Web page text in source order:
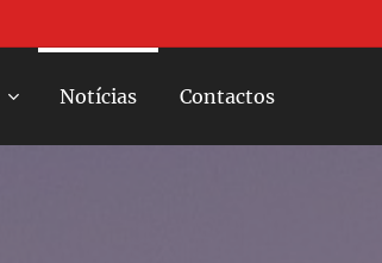
Notícias Contactos